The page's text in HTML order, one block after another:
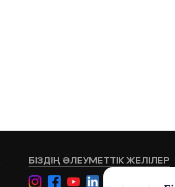
БІЗДІҢ ӘЛЕУМЕТТІК ЖЕЛІЛЕР